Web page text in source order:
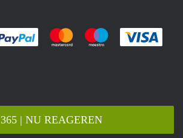
€ 365 | NU REAGEREN
Je rekent gemakkelijk af met Paypal
Je rekent gemakkelijk af met
Je rekent